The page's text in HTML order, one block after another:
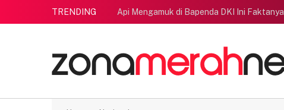
TRENDING Api Mengamuk di Bapenda DKI Ini Faktanya